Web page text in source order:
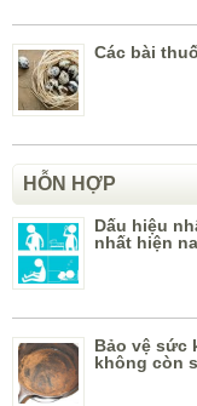
Các bài
HỖN HỢP
Dấu hiệu
nhất hiện
Bảo vệ sức
không còn